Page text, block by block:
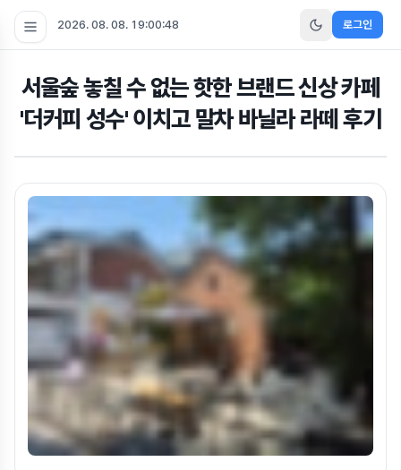
2026. 08. 08. 19:00:49 로그인
서울숲 놓칠 수 없는 핫한 브랜드 신상 카페
'더커피 성수' 이치고 말차 바닐라 라떼 후기